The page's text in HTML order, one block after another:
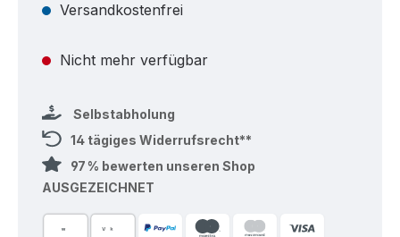
Versandkostenfrei
Nicht mehr verfügbar
Selbstabholung
14 tägiges Widerrufsrecht**
97 % bewerten unseren Shop
AUSGEZEICHNET